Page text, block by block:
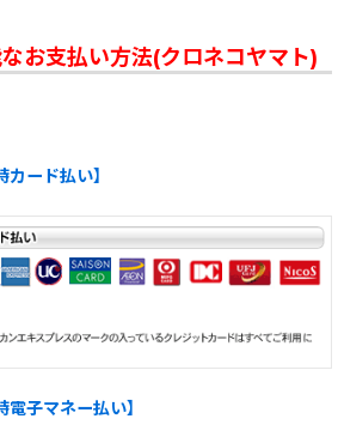
お支払い方法(クロネコヤマト)
ード払い】
子マネー払い】